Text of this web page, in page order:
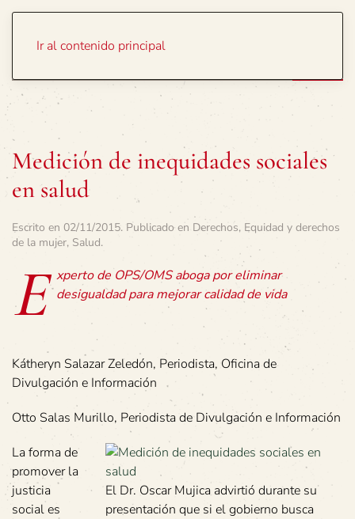
Ir al contenido principal
Medición de inequidades sociales
en salud
Escrito en 02/11/2015. Publicado en Derechos, Equidad y derechos
de la mujer, Salud.
E xperto de OPS/OMS aboga por eliminar
desigualdad para mejorar calidad de vida
Kátheryn Salazar Zeledón, Periodista, Oficina de
Divulgación e Información
Otto Salas Murillo, Periodista de Divulgación e Información
El Dr. Oscar Mujica advirtió durante su
presentación que si el gobierno busca
La forma de
promover la
justicia
social es